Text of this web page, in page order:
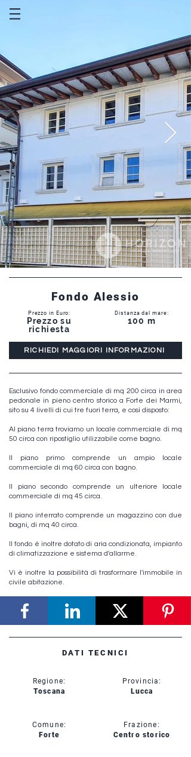
Fondo Alessio
Prezzo in Euro:
Prezzo su
richiesta
Distanza dal mare:
100 m
RICHIEDI MAGGIORI INFORMAZIONI
Esclusivo fondo commerciale di mq 200 circa in area
pedonale in pieno centro storico a Forte dei Marmi,
sito su 4 livelli di cui tre fuori terra, e così disposto:
Al piano terra troviamo un locale commerciale di mq
50 circa con ripostiglio utilizzabile come bagno.
Il piano primo comprende un ampio locale
commerciale di mq 60 circa con bagno.
Il piano secondo comprende un ulteriore locale
commerciale di mq 45 circa.
Il piano interrato comprende un magazzino con due
bagni, di mq 40 circa.
Il fondo è inoltre dotato di aria condizionata, impianto
di climatizzazione e sistema d'allarme.
Vi è inoltre la possibilità di trasformare l'immobile in
civile abitazione.
DATI TECNICI
Regione:
Toscana
Comune:
Forte
Provincia:
Lucca
Frazione:
Centro storico